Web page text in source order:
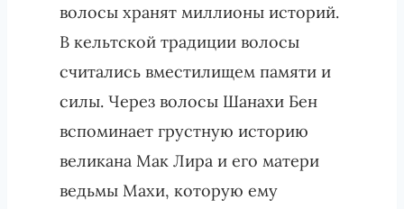
волосы хранят миллионы историй.
В кельтской традиции волосы
считались вместилищем памяти и
силы. Через волосы Шанахи Бен
вспоминает грустную историю
великана Мак Лира и его матери
ведьмы Махи, которую ему